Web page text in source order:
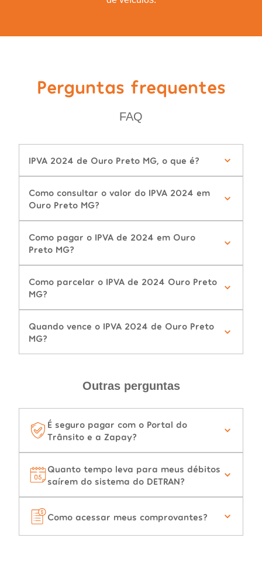
Perguntas frequentes
FAQ
IPVA 2024 de Ouro Preto MG, o que é?
Como consultar o valor do IPVA 2024 em
Ouro Preto MG?
Como pagar o IPVA de 2024 em Ouro
Preto MG?
Como parcelar o IPVA de 2024 Ouro Preto
MG?
Quando vence o IPVA 2024 de Ouro Preto
MG?
Outras perguntas
É seguro pagar com o Portal do
Trânsito e a Zapay?
Quanto tempo leva para meus débitos
saírem do sistema do DETRAN?
Como acessar meus comprovantes?